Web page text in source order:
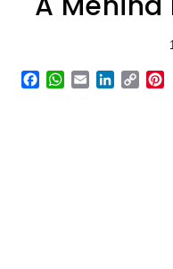
Facebook
WhatsApp
EmailLinkedIn
Copy